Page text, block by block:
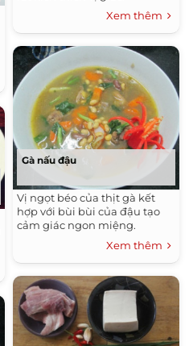
Xem thêm
Gà nấu đậu
Vị ngọt béo của thịt gà kết
hợp với bùi bùi của đậu tạo
cảm giác ngon miệng.
Xem thêm